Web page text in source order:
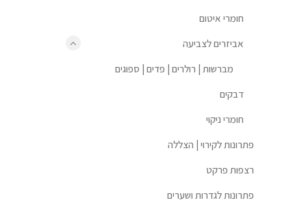
חומרי איטום
אביזרים לצביעה
מברשות | רולרים | פדים | ספוגים
דבקים
חומרי ניקוי
פתרונות לקירוי | הצללה
רצפות פרקט
פתרונות לגדרות ושערים